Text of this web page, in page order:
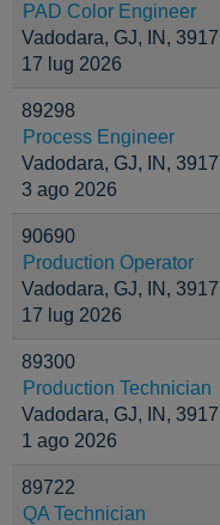
PAD Color Engineer
Vadodara, GJ, IN,
17 lug 2026
89298
Process Engineer
Vadodara, GJ, IN,
3 ago 2026
90690
Production Operator
Vadodara, GJ, IN,
17 lug 2026
89300
Production Technician
Vadodara, GJ, IN,
1 ago 2026
89722
QA Technician